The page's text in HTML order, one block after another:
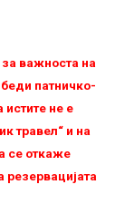
важноста на
патничко-
не е
травел“ и на
се откаже